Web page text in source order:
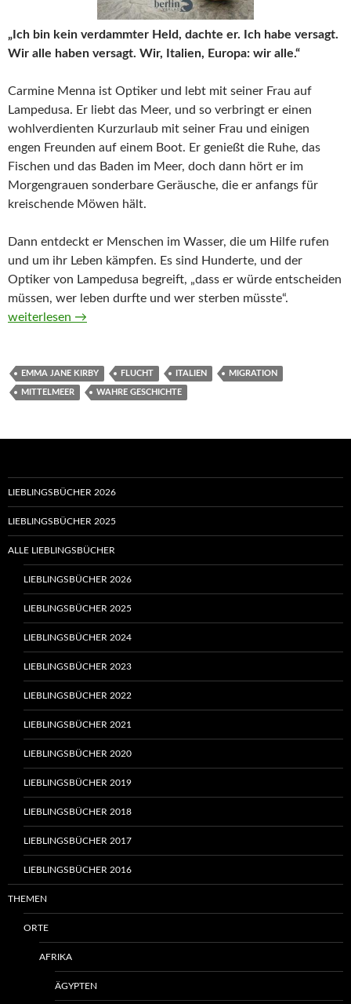
„Ich bin kein verdammter Held, dachte er. Ich habe versagt.
Wir alle haben versagt. Wir, Italien, Europa: wir alle.“
Carmine Menna ist Optiker und lebt mit seiner Frau auf
Lampedusa. Er liebt das Meer, und so verbringt er einen
wohlverdienten Kurzurlaub mit seiner Frau und einigen
engen Freunden auf einem Boot. Er genießt die Ruhe, das
Fischen und das Baden im Meer, doch dann hört er im
Morgengrauen sonderbare Geräusche, die er anfangs für
kreischende Möwen hält.
Dann entdeckt er Menschen im Wasser, die um Hilfe rufen
und um ihr Leben kämpfen. Es sind Hunderte, und der
Optiker von Lampedusa begreift, „dass er würde entscheiden
müssen, wer leben durfte und wer sterben müsste“.
Der Optiker von Lampedusa von Emma Jane Kirby
weiterlesen →
EMMA JANE KIRBY FLUCHT ITALIEN MIGRATION
MITTELMEER WAHRE GESCHICHTE
LIEBLINGSBÜCHER 2026
LIEBLINGSBÜCHER 2025
ALLE LIEBLINGSBÜCHER
LIEBLINGSBÜCHER 2026
LIEBLINGSBÜCHER 2025
LIEBLINGSBÜCHER 2024
LIEBLINGSBÜCHER 2023
LIEBLINGSBÜCHER 2022
LIEBLINGSBÜCHER 2021
LIEBLINGSBÜCHER 2020
LIEBLINGSBÜCHER 2019
LIEBLINGSBÜCHER 2018
LIEBLINGSBÜCHER 2017
LIEBLINGSBÜCHER 2016
THEMEN
ORTE
AFRIKA
ÄGYPTEN